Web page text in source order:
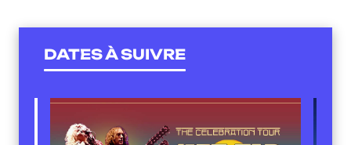
DATES À SUIVRE